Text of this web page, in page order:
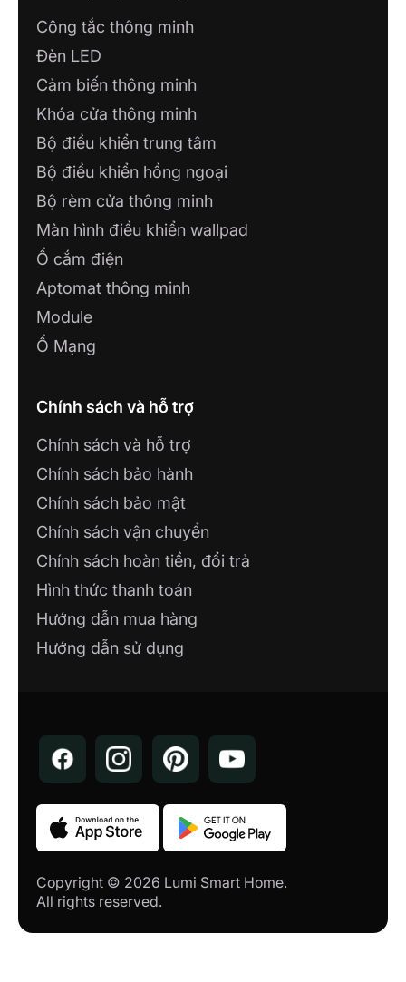
Công tắc thông minh
Đèn LED
Cảm biến thông minh
Khóa cửa thông minh
Bộ điều khiển trung tâm
Bộ điều khiển hồng ngoại
Bộ rèm cửa thông minh
Màn hình điều khiển wallpad
Ổ cắm điện
Aptomat thông minh
Module
Ổ Mạng
Chính sách và hỗ trợ
Chính sách và hỗ trợ
Chính sách bảo hành
Chính sách bảo mật
Chính sách vận chuyển
Chính sách hoàn tiền, đổi trả
Hình thức thanh toán
Hướng dẫn mua hàng
Hướng dẫn sử dụng
Copyright © 2026 Lumi Smart Home.
All rights reserved.